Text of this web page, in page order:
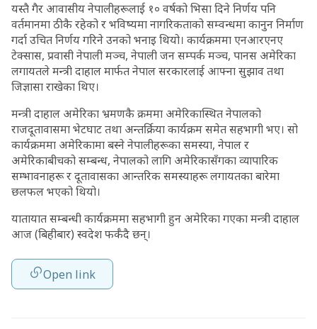
यस्तै गैर आवासीय नेपालीहरूलाई १० वर्षको भिसा दिने निर्णय पनि
वर्तमानमा ठीकै रहेको र भविष्यमा नागरिकताको सम्वन्धमा कानुन निर्माण
गर्दा उचित निर्णय गरिने उनको भनाइ थियो। कार्यक्रममा एनआरएनए
टेक्सास, प्रवासी नेपाली मञ्च, नेपाली जन सम्पर्क मञ्च, पानस अमेरिका
लगायतले मन्त्री दाहाल मार्फत नेपाल सरकारलाई आफ्ना सुझाव तथा
जिज्ञासा राखेका थिए।
मन्त्री दाहाल अमेरिका भ्रमणकै क्रममा अमेरिकास्थित नेपालको
राजदूतावासमा भेटघाट तथा अन्तर्क्रिया कार्यक्रम समेत सहभागी भए। सो
कार्यक्रममा अमेरिकामा बस्ने नेपालीहरूका समस्या, नेपाल र
अमेरिकाबीचको सम्बन्ध, नेपालको लागि अमेरिकासँगका व्यापारिक
सम्भावनाहरू र दूतावासका आन्तरिक समस्याहरू लगायतका बारेमा
छलफल भएको थियो।
यातायात सम्बन्धी कार्यक्रममा सहभागी हुन अमेरिका गएका मन्त्री दाहाल
आज (बिहीबार) स्वदेश फर्कँदै छन्।
Open link